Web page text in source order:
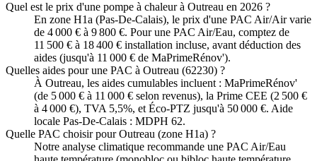
Quel est le prix d'une pompe à chaleur à Outreau en 2026 ?
En zone H1a (Pas-De-Calais), le prix d'une PAC Air/Air varie
de 4 000 € à 9 800 €. Pour une PAC Air/Eau, comptez de
11 500 € à 18 400 € installation incluse, avant déduction des
aides (jusqu'à 11 000 € de MaPrimeRénov').
Quelles aides pour une PAC à Outreau (62230) ?
À Outreau, les aides cumulables incluent : MaPrimeRénov'
(de 5 000 € à 11 000 € selon revenus), la Prime CEE (2 500 €
à 4 000 €), TVA 5,5%, et Éco-PTZ jusqu'à 50 000 €. Aide
locale Pas-De-Calais : MDPH 62.
Quelle PAC choisir pour Outreau (zone H1a) ?
Notre analyse climatique recommande une PAC Air/Eau